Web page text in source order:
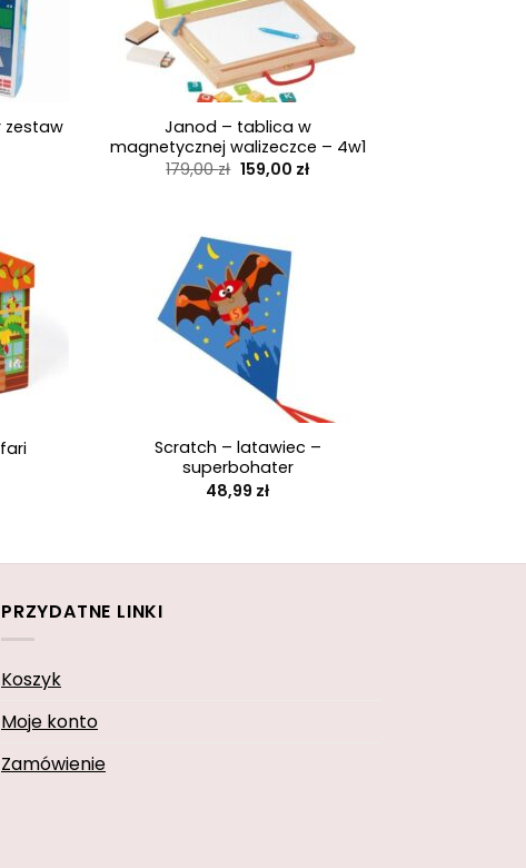
zestaw
Janod – tablica w
magnetycznej walizeczce – 4w1
179,00zł Pierwotna
cena
159,00 złAktualna
Scratch – latawiec –
superbohater
48,99 zł
PRZYDATNE LINKI
Koszyk
Moje konto
Zamówienie